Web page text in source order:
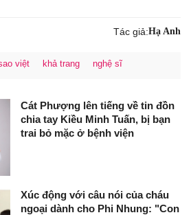
Tác giả:Hạ Anh
việt khả trang nghệ sĩ
Cát Phượng lên tiếng về tin đồn
chia tay Kiều Minh Tuấn, bị bạn
trai bỏ mặc ở bệnh viện
Xúc động với câu nói của cháu
ngoại dành cho Phi Nhung: "Con